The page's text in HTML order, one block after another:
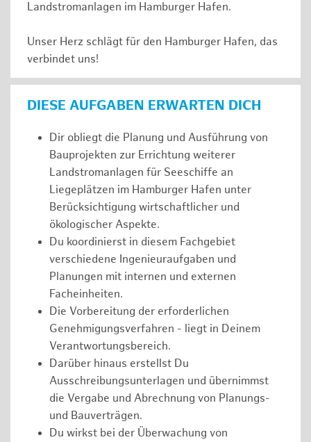
Landstromanlagen im Hamburger Hafen.
Unser Herz schlägt für den Hamburger Hafen, das
verbindet uns!
DIESE AUFGABEN ERWARTEN DICH
Dir obliegt die Planung und Ausführung von
Bauprojekten zur Errichtung weiterer
Landstromanlagen für Seeschiffe an
Liegeplätzen im Hamburger Hafen unter
Berücksichtigung wirtschaftlicher und
ökologischer Aspekte.
Du koordinierst in diesem Fachgebiet
verschiedene Ingenieuraufgaben und
Planungen mit internen und externen
Facheinheiten.
Die Vorbereitung der erforderlichen
Genehmigungsverfahren - liegt in Deinem
Verantwortungsbereich.
Darüber hinaus erstellst Du
Ausschreibungsunterlagen und übernimmst
die Vergabe und Abrechnung von Planungs-
und Bauverträgen.
Du wirkst bei der Überwachung von